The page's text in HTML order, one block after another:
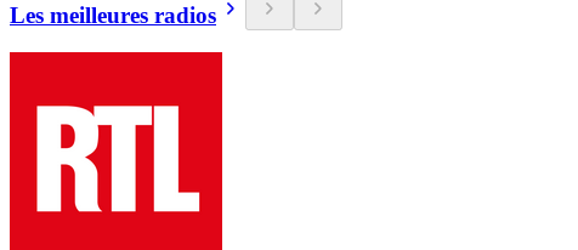
Les meilleures radios